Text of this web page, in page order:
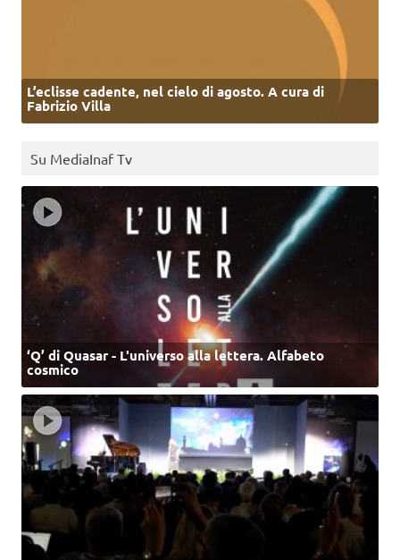
L’eclisse cadente, nel cielo di agosto. A cura di
Fabrizio Villa
Su MediaInaf Tv
‘Q’ di Quasar - L'universo alla lettera. Alfabeto
cosmico